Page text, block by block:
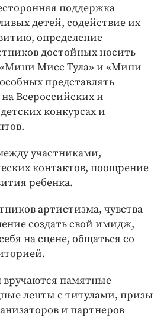
поддержка
детей, содействие их
определение
достойных носить
Мисс Тула» и «Мини
представлять
Всероссийских и
конкурсах и
участниками,
контактов, поощрение
ребенка.
артистизма, чувства
создать свой имидж,
на сцене, общаться со
вручаются памятные
ленты с титулами, призы
и партнеров